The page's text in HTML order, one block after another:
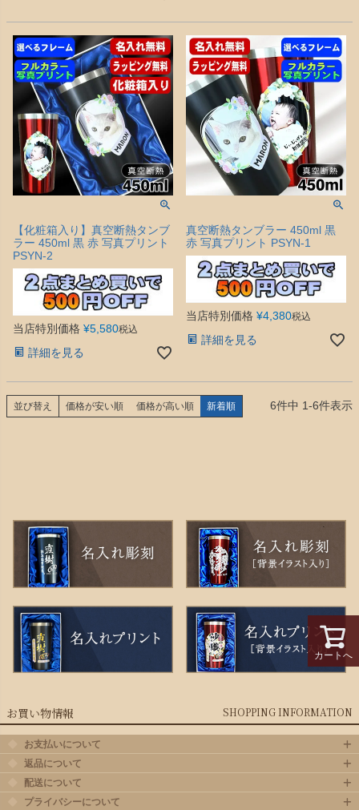
【化粧箱入り】真空断熱タンブ
ラー 450ml 黒 赤 写真プリント
PSYN-2
当店特別価格 ¥5,580税込
詳細を見る
真空断熱タンブラー 450ml 黒
赤 写真プリント PSYN-1
当店特別価格 ¥4,380税込
詳細を見る
並び替え 価格が安い順 価格が高い順 新着順 6件中 1-6件表示
カートへ
お買い物情報 SHOPPING INFORMATION
お支払いについて
返品について
配送について
プライバシーについて